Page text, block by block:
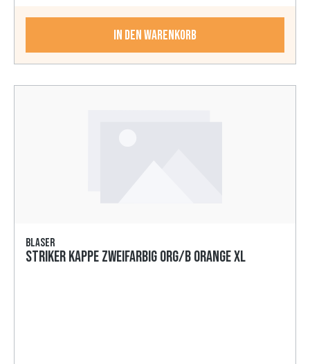
In den Warenkorb
Blaser
Striker Kappe zweifarbig org/b orange XL